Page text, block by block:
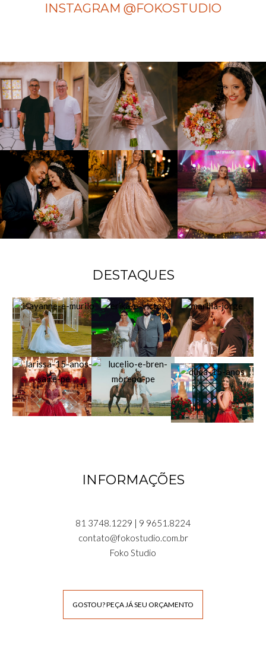
INSTAGRAM @FOKOSTUDIO
DESTAQUES
INFORMAÇÕES
81 3748.1229 | 9 9651.8224
contato@fokostudio.com.br
Foko Studio
GOSTOU? PEÇA JÁ SEU ORÇAMENTO